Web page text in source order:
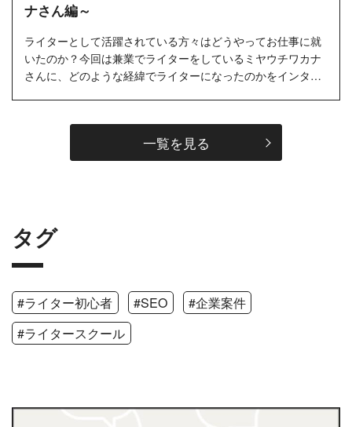
ナさん編～
ライターとして活躍されている方々はどうやってお仕事に就
いたのか？今回は兼業でライターをしているミヤウチワカナ
さんに、どのような経緯でライターになったのかをインタビ
一覧を見る
タグ
#ライター初心者 #SEO
#企業案件
#ライタースクール